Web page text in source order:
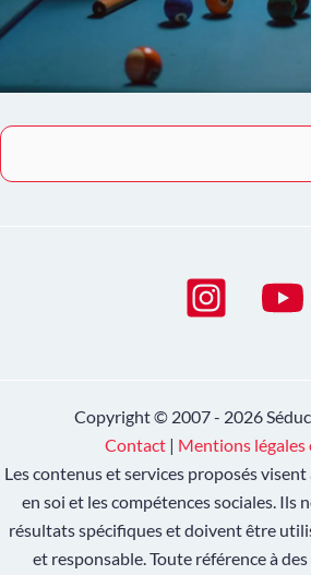
Copyright © 2007 - 2026
Contact| Mentions légales
Les contenus et services proposés
en soi et les compétences sociales. Ils
résultats spécifiques et doivent être
et responsable. Toute référence à